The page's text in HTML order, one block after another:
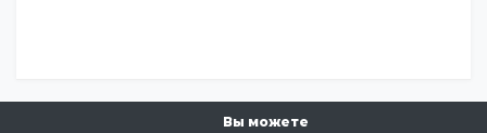
Вы можете